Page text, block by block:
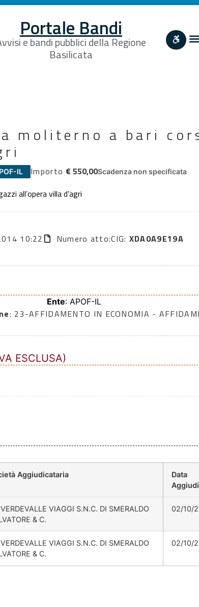
Portale Bandi
e bandi pubblici della Regione
Basilicata
moliterno a bari
IL Importo € 550,00Scadenza non specificata
all’opera villa d’agri
10:22 Numero atto:CIG: XDA0A9E19A
Ente: APOF-IL
: 23-AFFIDAMENTO IN ECONOMIA -
ESCLUSA)
Aggiudicataria
Data
VIAGGI S.N.C. DI SMERALDO
& C.
02/10/
VIAGGI S.N.C. DI SMERALDO
& C.
02/10/